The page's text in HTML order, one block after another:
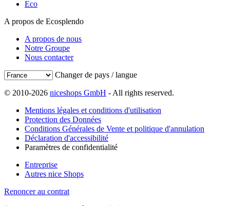
Eco
A propos de Ecosplendo
A propos de nous
Notre Groupe
Nous contacter
Changer de pays / langue
© 2010-2026 niceshops GmbH - All rights reserved.
Mentions légales et conditions d'utilisation
Protection des Données
Conditions Générales de Vente et politique d'annulation
Déclaration d'accessibilité
Paramètres de confidentialité
Entreprise
Autres nice Shops
Renoncer au contrat